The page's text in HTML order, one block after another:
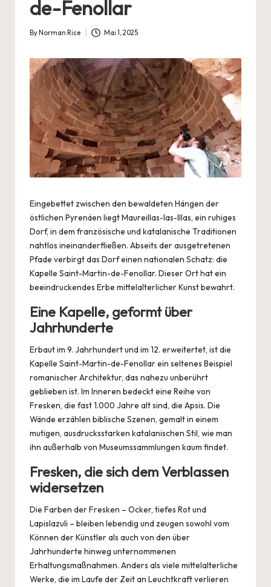
de-Fenollar
Posted
By Norman Rice Mai 1, 2025
Eingebettet zwischen den bewaldeten Hängen der
östlichen Pyrenäen liegt Maureillas-las-Illas, ein ruhiges
Dorf, in dem französische und katalanische Traditionen
nahtlos ineinanderfließen. Abseits der ausgetretenen
Pfade verbirgt das Dorf einen nationalen Schatz: die
Kapelle Saint-Martin-de-Fenollar. Dieser Ort hat ein
beeindruckendes Erbe mittelalterlicher Kunst bewahrt.
Eine Kapelle, geformt über
Jahrhunderte
Erbaut im 9. Jahrhundert und im 12. erweitertet, ist die
Kapelle Saint-Martin-de-Fenollar ein seltenes Beispiel
romanischer Architektur, das nahezu unberührt
geblieben ist. Im Inneren bedeckt eine Reihe von
Fresken, die fast 1.000 Jahre alt sind, die Apsis. Die
Wände erzählen biblische Szenen, gemalt in einem
mutigen, ausdrucksstarken katalanischen Stil, wie man
ihn außerhalb von Museumssammlungen kaum findet.
Fresken, die sich dem Verblassen
widersetzen
Die Farben der Fresken – Ocker, tiefes Rot und
Lapislazuli – bleiben lebendig und zeugen sowohl vom
Können der Künstler als auch von den über
Jahrhunderte hinweg unternommenen
Erhaltungsmaßnahmen. Anders als viele mittelalterliche
Werke, die im Laufe der Zeit an Leuchtkraft verlieren